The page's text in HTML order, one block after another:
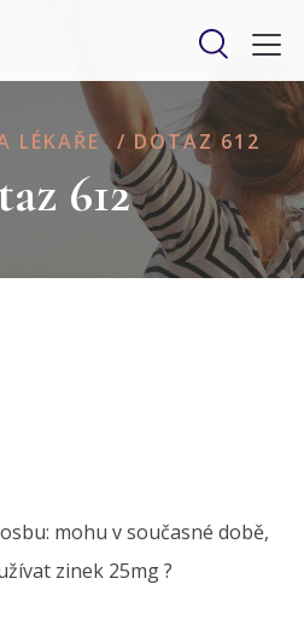
LÉKAŘE / DOTAZ 612
612
mohu v současné době,
zinek 25mg ?